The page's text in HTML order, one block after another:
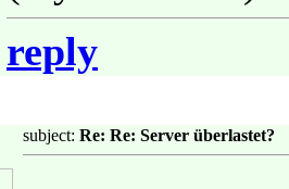
reply
subject: Re: Re: Server überlastet?